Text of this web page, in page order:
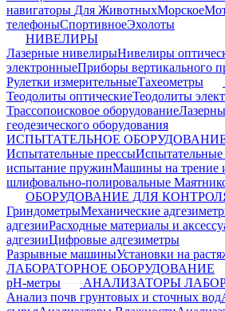
навигаторы Для ЖивотныхМорское
телефоныСпортивноеЭхолоты
НИВЕЛИРЫ
Лазерные нивелирыНивелиры
электронныеПриборы вертикального
Рулетки измерительныеТахеометры
Теодолиты оптическиеТеодолиты
Трассопоисковое оборудование
геодезического оборудования
ИСПЫТАТЕЛЬНОЕ
Испытательные прессыИспытательные
испытание пружинМашины на трение
шлифовально-полировальные
ОБОРУДОВАНИЕ ДЛЯ
ГриндометрыМеханические
адгезииРасходные материалы и
адгезииЦифровые адгезиметры
Разрывные машиныУстановки на
ЛАБОРАТОРНОЕ ОБОРУДОВАНИЕ
pH-метры
АНАЛИЗАТОРЫ
Анализ почв грунтовых и сточных вод